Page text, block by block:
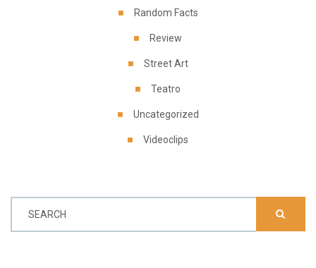
Random Facts
Review
Street Art
Teatro
Uncategorized
Videoclips
SEARCH